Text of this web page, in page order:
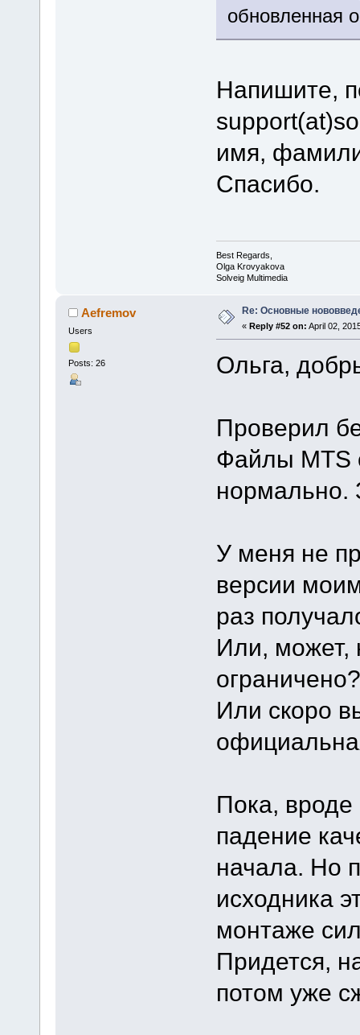
обновленная
Напишите,
имя,
Спасибо.
Best Regards,
Olga Krovyakova
Solveig Multimedia
Aefremov
Users
Posts: 26
Re: Основные
« Reply #52 on: April 02,
Ольга,
Проверил
Файлы MTS
нормально.
У меня не
версии
раз
Или, может,
Или скоро
Пока,
падение
начала. Но
исходника
монтаже
Придется,
потом уже